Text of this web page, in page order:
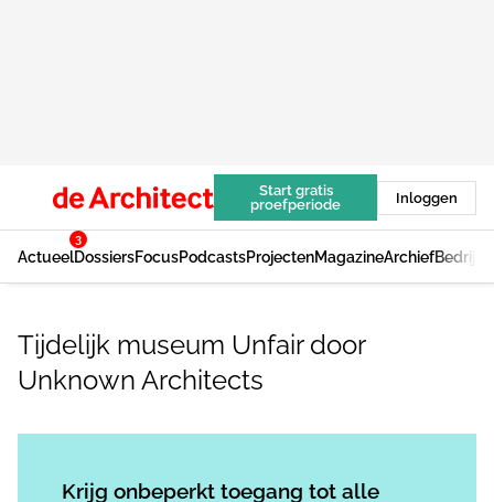
Start gratis
proefperiode
Inloggen
Actueel
3
DossiersFocusPodcastsProjectenMagazineArchief
Tijdelijk museum Unfair door
Unknown Architects
Krijg onbeperkt toegang tot alle